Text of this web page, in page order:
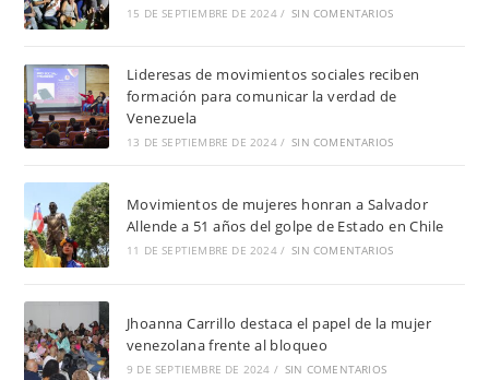
15 DE SEPTIEMBRE DE 2024 / SIN COMENTARIOS
Lideresas de movimientos sociales reciben
formación para comunicar la verdad de
Venezuela
13 DE SEPTIEMBRE DE 2024 / SIN COMENTARIOS
Movimientos de mujeres honran a Salvador
Allende a 51 años del golpe de Estado en Chile
11 DE SEPTIEMBRE DE 2024 / SIN COMENTARIOS
Jhoanna Carrillo destaca el papel de la mujer
venezolana frente al bloqueo
9 DE SEPTIEMBRE DE 2024 / SIN COMENTARIOS